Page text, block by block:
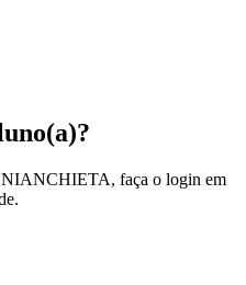
faça o login em